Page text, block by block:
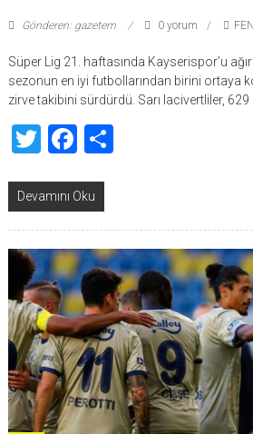
Gönderen: gazetem 0 yorum
Süper Lig 21. haftasında Kayserispor’u
sezonun en iyi futbollarından birini ortaya
zirve takibini sürdürdü. Sarı lacivertliler, 629
TwitterFacebook
Share
Devamını Oku